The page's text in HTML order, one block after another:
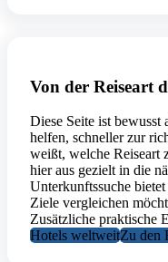
Von der Reiseart
Diese Seite ist
helfen, schneller zur
weißt, welche Reiseart
hier aus gezielt in die
Unterkunftssuche
Ziele vergleichen
Zusätzliche praktische
Hotels weltweitZu den